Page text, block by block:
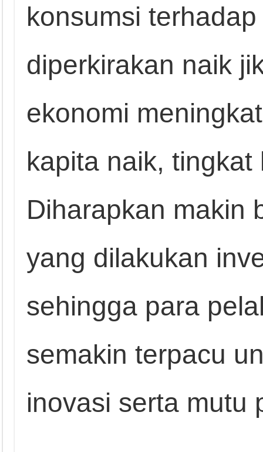
konsumsi
diperkirakan naik
ekonomi
kapita naik,
Diharapkan makin
yang dilakukan
sehingga para
semakin terpacu
inovasi serta mutu